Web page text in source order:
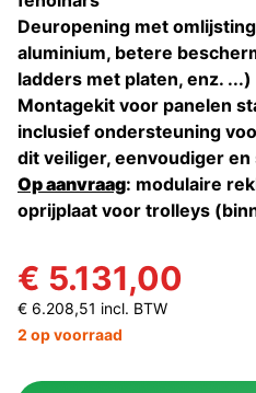
Deuropening met
aluminium, betere
ladders met platen, enz. ...)
Montagekit voor panelen
inclusief ondersteuning
dit veiliger, eenvoudiger
Op aanvraag: modulaire
oprijplaat voor trolleys
€ 5.131,00
€ 6.208,51 incl. BTW
2 op voorraad